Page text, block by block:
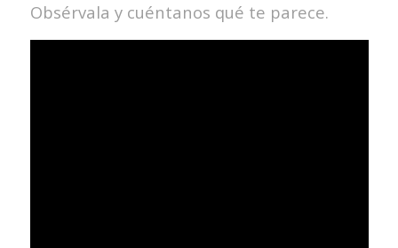
Obsérvala y cuéntanos qué te parece.